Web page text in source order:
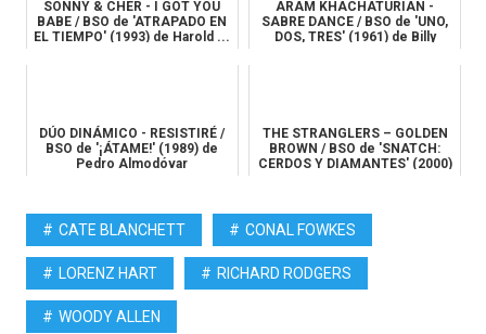
SONNY & CHER - I GOT YOU
BABE / BSO de 'ATRAPADO EN
EL TIEMPO' (1993) de Harold ...
ARAM KHACHATURIAN -
SABRE DANCE / BSO de 'UNO,
DOS, TRES' (1961) de Billy
DÚO DINÁMICO - RESISTIRÉ /
BSO de '¡ÁTAME!' (1989) de
Pedro Almodóvar
THE STRANGLERS – GOLDEN
BROWN / BSO de 'SNATCH:
CERDOS Y DIAMANTES' (2000)
CATE BLANCHETT CONAL FOWKES
LORENZ HART RICHARD RODGERS
WOODY ALLEN